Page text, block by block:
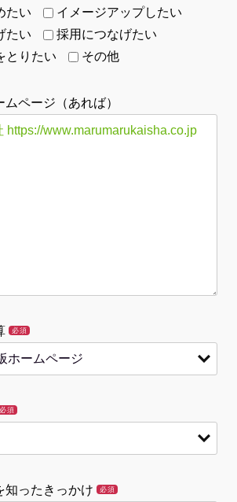
たい
イメージアップしたい
たい
採用につなげたい
とりたい
その他
ページ（あれば）
必須
必須
知ったきっかけ 必須